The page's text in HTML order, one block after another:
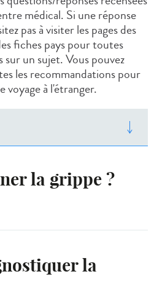
médical. Si une réponse
pas à visiter les pages des
fiches pays pour toutes
un sujet. Vous pouvez
les recommandations pour
voyage à l'étranger.
la grippe ?
la